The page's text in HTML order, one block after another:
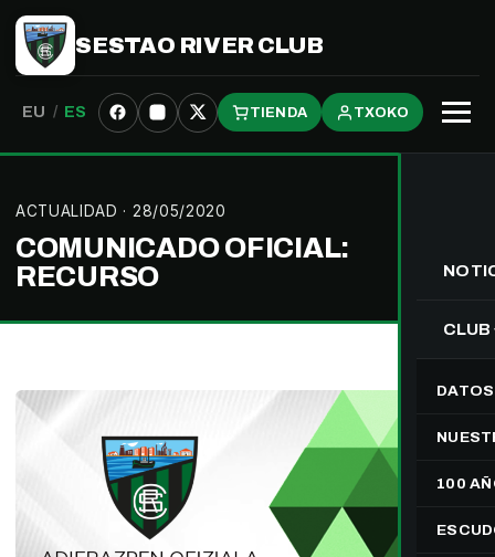
SESTAO RIVER CLUB
EU / ES TIENDA TXOKO
CLUB
100
ACTUALIDAD · 28/05/2020
COMUNICADO OFICIAL:
RECURSO